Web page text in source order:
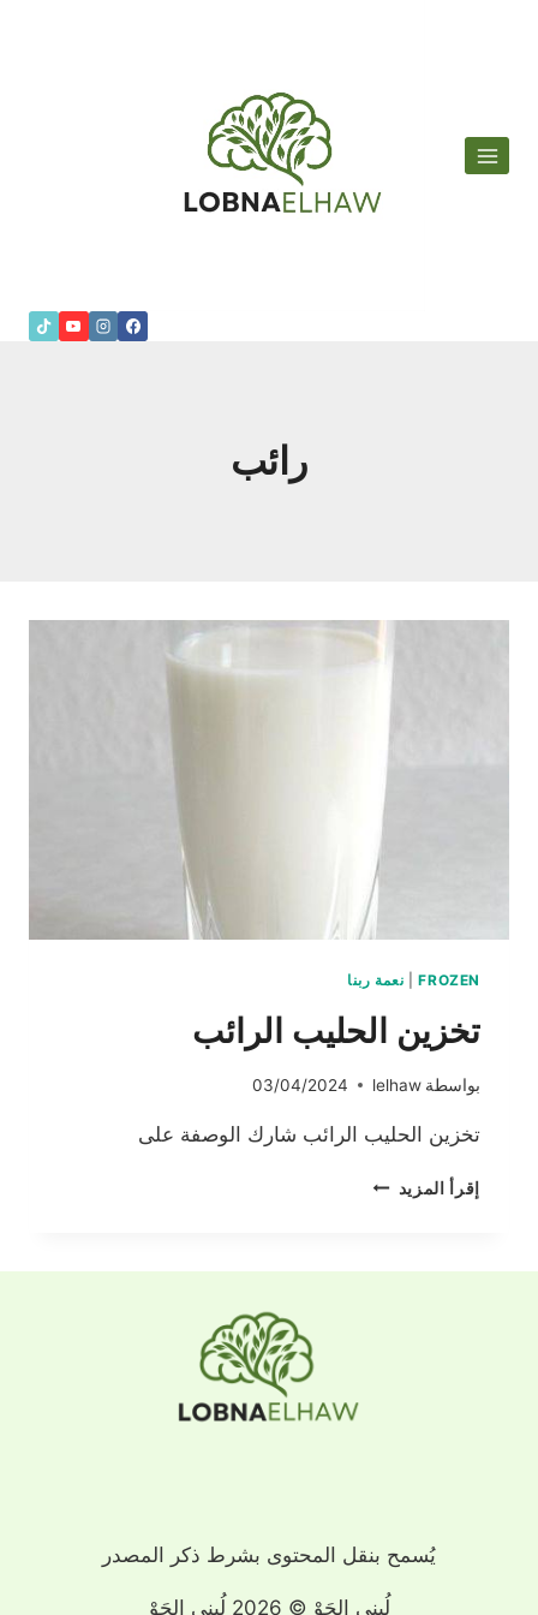
رائب
FROZEN
| نعمة ربنا
تخزين الحليب الرائب
بواسطة lelhaw
03/04/2024
تخزين الحليب الرائب شارك الوصفة على
إقرأ المزيد تخزين
يُسمح بنقل المحتوى بشرط ذكر المصدر
لُبنى الحَوْ © 2026 لُبنى الحَوْ